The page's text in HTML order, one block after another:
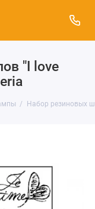
"I love
Набор резиновых